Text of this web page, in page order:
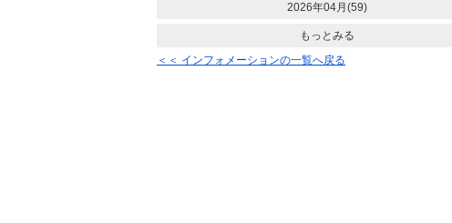
2026年04月(59)
もっとみる
＜＜ インフォメーションの一覧へ戻る